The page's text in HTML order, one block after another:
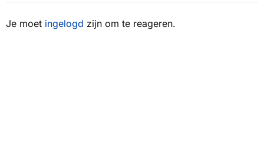
Je moet ingelogd zijn om te reageren.